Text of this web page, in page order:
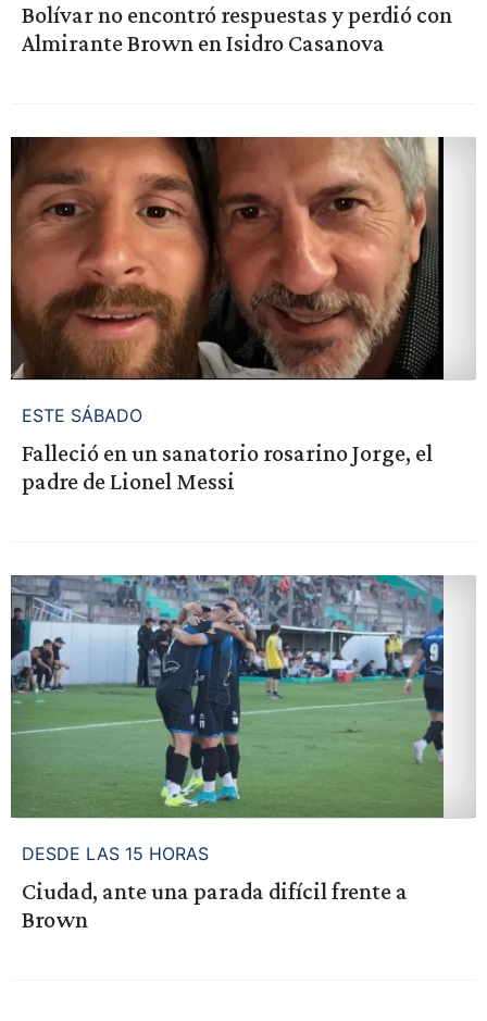
Bolívar no encontró respuestas y perdió con
Almirante Brown en Isidro Casanova
ESTE SÁBADO
Falleció en un sanatorio rosarino Jorge, el
padre de Lionel Messi
DESDE LAS 15 HORAS
Ciudad, ante una parada difícil frente a
Brown